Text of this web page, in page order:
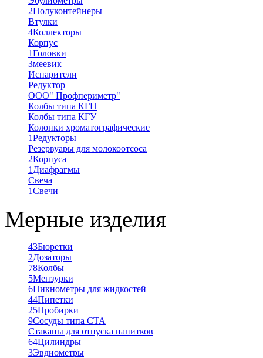
2Полуконтейнеры
Втулки
4Коллекторы
Корпус
1Головки
Змеевик
Испарители
Редуктор
ООО" Профпериметр"
Колбы типа КГП
Колбы типа КГУ
Колонки хроматографические
1Редукторы
Резервуары для молокоотсоса
2Корпуса
1 Диафрагмы
Свеча
1Свечи
Мерные изделия
43Бюретки
2Дозаторы
78Колбы
5Мензурки
6Пикнометры для жидкостей
44Пипетки
25Пробирки
9Сосуды типа СТА
Стаканы для отпуска напитков
64Цилиндры
3Эвдиометры